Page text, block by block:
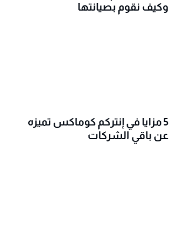
وكيف نقوم بصيانتها
5 مزايا في إنتركم كوماكس تميزه
عن باقي الشركات